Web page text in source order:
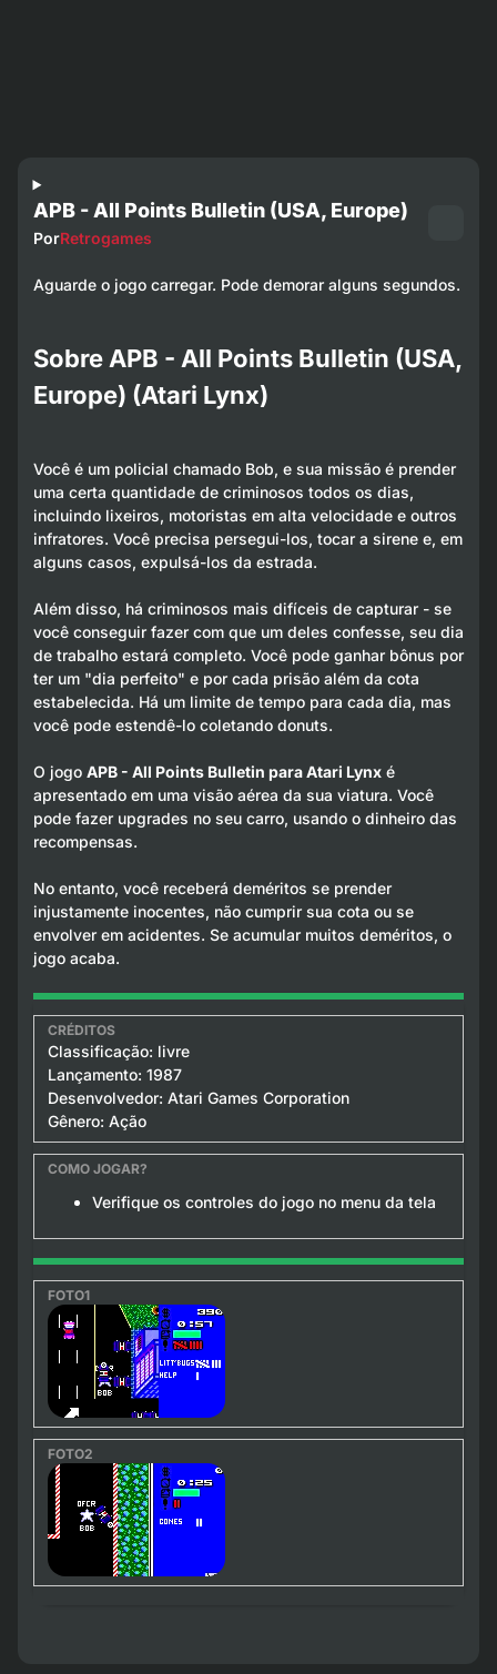
APB - All Points Bulletin (USA, Europe)
PorRetrogames
Aguarde o jogo carregar. Pode demorar alguns segundos.
Sobre APB - All Points Bulletin (USA,
Europe) (Atari Lynx)
Você é um policial chamado Bob, e sua missão é prender
uma certa quantidade de criminosos todos os dias,
incluindo lixeiros, motoristas em alta velocidade e outros
infratores. Você precisa persegui-los, tocar a sirene e, em
alguns casos, expulsá-los da estrada.
Além disso, há criminosos mais difíceis de capturar - se
você conseguir fazer com que um deles confesse, seu dia
de trabalho estará completo. Você pode ganhar bônus por
ter um "dia perfeito" e por cada prisão além da cota
estabelecida. Há um limite de tempo para cada dia, mas
você pode estendê-lo coletando donuts.
O jogo APB - All Points Bulletin para Atari Lynxé
apresentado em uma visão aérea da sua viatura. Você
pode fazer upgrades no seu carro, usando o dinheiro das
recompensas.
No entanto, você receberá deméritos se prender
injustamente inocentes, não cumprir sua cota ou se
envolver em acidentes. Se acumular muitos deméritos, o
jogo acaba.
Classificação: livre
Lançamento: 1987
Desenvolvedor: Atari Games Corporation
Gênero: Ação
Verifique os controles do jogo no menu da tela